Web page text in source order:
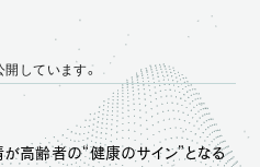
しています。
が高齢者の“健康のサイン”となる